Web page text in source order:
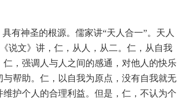
有神圣的根源。儒家讲“天人合一”。天人
说文》讲，仁，从人，从二。仁，从自我
，强调人与人之间的感通，对他人的快乐
帮助。仁，以自我为原点，没有自我就无
护个人的合理利益。但是，仁，不认为个